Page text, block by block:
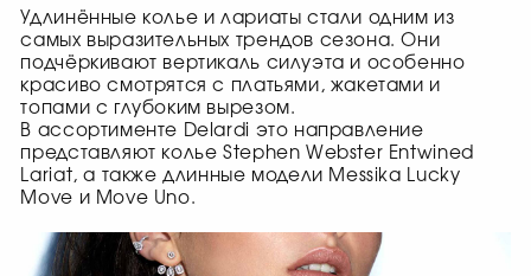
Удлинённые колье и лариаты стали одним из
самых выразительных трендов сезона. Они
подчёркивают вертикаль силуэта и особенно
красиво смотрятся с платьями, жакетами и
топами с глубоким вырезом.
В ассортименте Delardi это направление
представляют колье Stephen Webster Entwined
Lariat, а также длинные модели Messika Lucky
Move и Move Uno.